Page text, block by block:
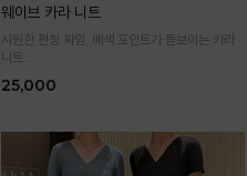
웨이브 카라 니트
시원한 펀칭 짜임, 배색 포인트가 돋보이는 카라
니트
하게 입어요
25,000